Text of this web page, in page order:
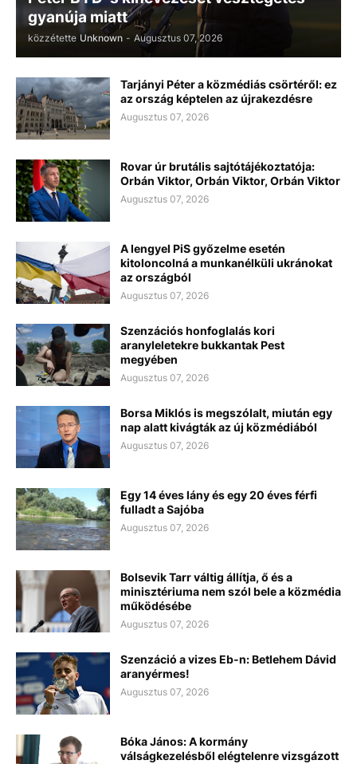
gyanúja miatt
közzétette Unknown - Augusztus 07, 2026
Tarjányi Péter a közmédiás csörtéről: ez
az ország képtelen az újrakezdésre
Augusztus 07, 2026
Rovar úr brutális sajtótájékoztatója:
Orbán Viktor, Orbán Viktor, Orbán Viktor
Augusztus 07, 2026
A lengyel PiS győzelme esetén
kitoloncolná a munkanélküli ukránokat
az országból
Augusztus 07, 2026
Szenzációs honfoglalás kori
aranyleletekre bukkantak Pest
megyében
Augusztus 07, 2026
Borsa Miklós is megszólalt, miután egy
nap alatt kivágták az új közmédiából
Augusztus 07, 2026
Egy 14 éves lány és egy 20 éves férfi
fulladt a Sajóba
Augusztus 07, 2026
Bolsevik Tarr váltig állítja, ő és a
minisztériuma nem szól bele a közmédia
működésébe
Augusztus 07, 2026
Szenzáció a vizes Eb-n: Betlehem Dávid
aranyérmes!
Augusztus 07, 2026
Bóka János: A kormány
válságkezelésből elégtelenre vizsgázott